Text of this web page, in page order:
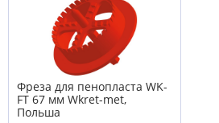
Фреза для пенопласта WK-
FT 67 мм Wkret-met,
Польша